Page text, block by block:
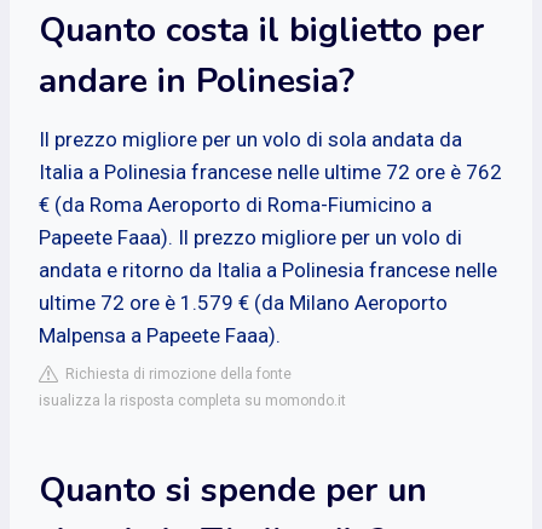
Quanto costa il biglietto per
andare in Polinesia?
Il prezzo migliore per un volo di sola andata da
Italia a Polinesia francese nelle ultime 72 ore è 762
€ (da Roma Aeroporto di Roma-Fiumicino a
Papeete Faaa). Il prezzo migliore per un volo di
andata e ritorno da Italia a Polinesia francese nelle
ultime 72 ore è 1.579 € (da Milano Aeroporto
Malpensa a Papeete Faaa).
Richiesta di rimozione della fonte
isualizza la risposta completa su momondo.it
Quanto si spende per un